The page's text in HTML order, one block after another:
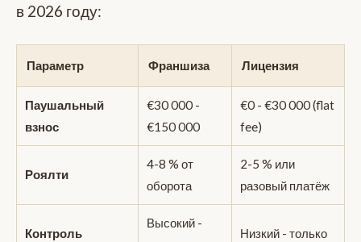
в 2026 году:
Параметр Франшиза Лицензия
Паушальный
взнос
€30 000 -
€150 000
€0 - €30 000 (flat
fee)
Роялти
4-8 % от
оборота
2-5 % или
разовый платёж
Контроль
Высокий -
Низкий - только